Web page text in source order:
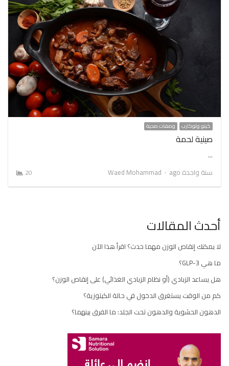
كيتو ولوكارب وصفات صحية
صينية لحمة
…
سنة واحدة ago
Author
Waed Mohammad
20
أحدث المقالات
لا يمكنك إنقاص الوزن مهما حدث؟ اقرأ هذا الآن
ما هي GLP-3؟
هل يساعد الزبادي (أو نظام الزبادي الغذائي) على إنقاص الوزن؟
كم من الوقت يستغرق الدخول في حالة الكيتوزية؟
الدهون الحشوية والدهون تحت الجلد: ما الفرق بينهما؟